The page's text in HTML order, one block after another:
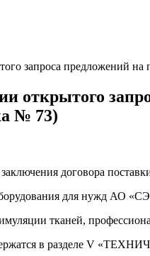
запроса предложений на
№ 73)
договора
для нужд АО
тканей,
в разделе V